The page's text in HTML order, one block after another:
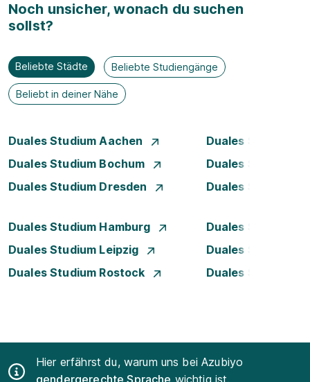
Noch unsicher, wonach du suchen
sollst?
Beliebte Städte Beliebte Studiengänge
Beliebt in deiner Nähe
Duales Studium Aachen
Duales Studium
Duales Studium Bochum
Duales Studium
Duales Studium Dresden
Duales Studium
Duales Studium Hamburg
Duales Studium
Duales Studium Leipzig
Duales Studium
Duales Studium Rostock
Duales Studium
Hier erfährst du, warum uns bei Azubiyo
gendergerechte Sprache wichtig ist.